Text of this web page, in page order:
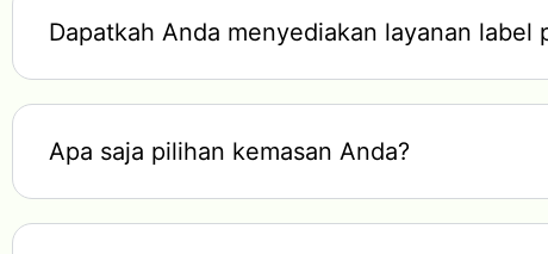
Dapatkah Anda menyediakan layanan label
Apa saja pilihan kemasan Anda?